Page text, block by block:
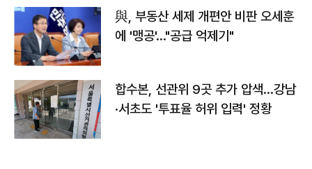
與, 부동산 세제 개편안 비판 오세훈
에 '맹공'…"공급 억제기"
합수본, 선관위 9곳 추가 압색…강남
·서초도 '투표율 허위 입력' 정황